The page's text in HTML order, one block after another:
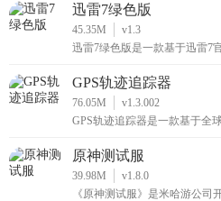
迅雷7绿色版
45.35M
v1.3
迅雷7绿色版是一款基于迅雷7
GPS轨迹追踪器
76.05M
v1.3.002
GPS轨迹追踪器是一款基于全
原神测试服
39.98M
v1.8.0
《原神测试服》是米哈游公司